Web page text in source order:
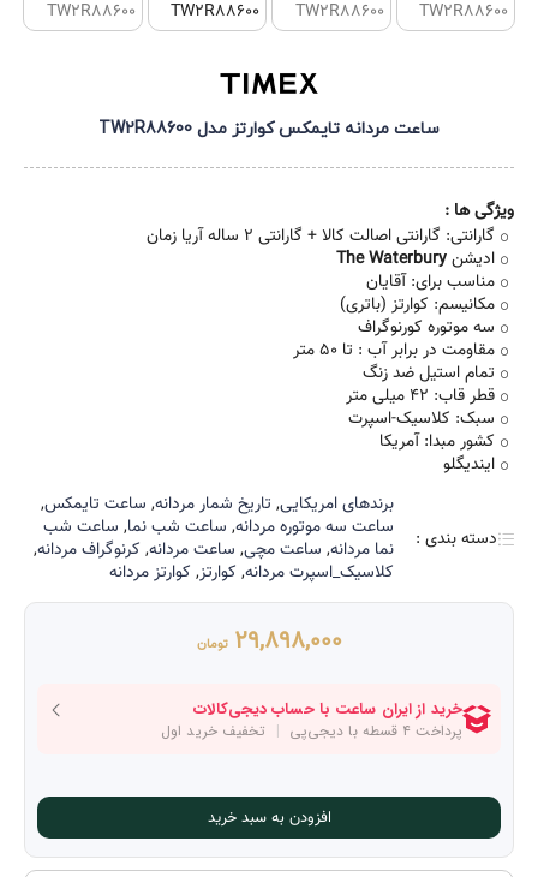
ساعت مردانه تایمکس کوارتز مدل TW2R88600
ویژگی ها :
گارانتی: گارانتی اصالت کالا + گارانتی 2 ساله آریا زمان
ادیشنThe Waterbury
مناسب برای: آقایان
مکانیسم: کوارتز (باتری)
سه موتوره کورنوگراف
مقاومت در برابر آب : تا 50 متر
تمام استیل ضد زنگ
قطر قاب: 42 میلی متر
سبک: کلاسیک-اسپرت
کشور مبدا: آمریکا
ایندیگلو
دسته بندی :
برند‌های امریکایی, تاریخ شمار مردانه, ساعت تایمکس,
ساعت سه موتوره مردانه, ساعت شب نما, ساعت شب
نما مردانه, ساعت مچی, ساعت مردانه, کرنوگراف مردانه,
کلاسیک_اسپرت مردانه, کوارتز, کوارتز مردانه
29,898,000 تومان
افزودن به سبد خرید